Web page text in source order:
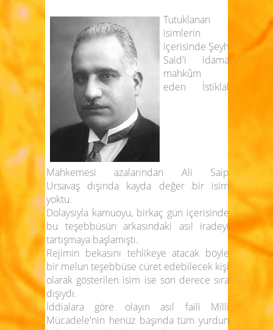
Tutuklanan
isimlerin
içerisinde Şeyh
Said'i idama
mahkûm
eden İstiklal
Mahkemesi azalarından Ali Saip
Ursavaş dışında kayda değer bir isim
yoktu.
Dolaysıyla kamuoyu, birkaç gün içerisinde
bu teşebbüsün arkasındaki asıl iradeyi
tartışmaya başlamıştı.
Rejimin bekasını tehlikeye atacak böyle
bir melun teşebbüse cüret edebilecek kişi
olarak gösterilen isim ise son derece sıra
dışıydı.
İddialara göre olayın asıl faili Milli
Mücadele'nin henüz başında tüm yurdun